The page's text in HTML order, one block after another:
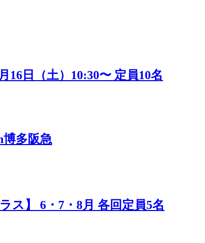
日（土）10:30〜 定員10名
博多阪急
ス】 6・7・8月 各回定員5名